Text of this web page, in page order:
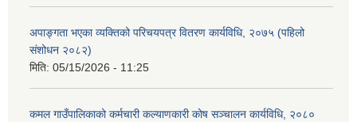
अपाङ्गता भएका व्यक्तिको परिचयपत्र वितरण कार्यविधि, २०७५ (पहिलो
संशोधन २०८२)
मिति: 05/15/2026 - 11:25
कमल गाउँपालिकाको कर्मचारी कल्याणकारी कोष सञ्चालन कार्यविधि, २०८०